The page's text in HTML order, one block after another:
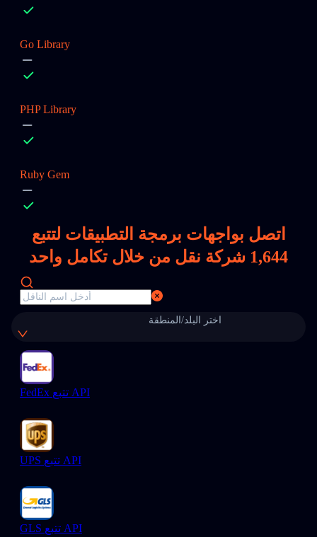
Go Library
PHP Library
Ruby Gem
اتصل بواجهات برمجة التطبيقات لتتبع
1,644 شركة نقل من خلال تكامل واحد
اختر البلد/المنطقة
FedEx تتبع API
UPS تتبع API
GLS تتبع API